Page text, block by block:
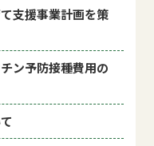
支援事業計画を策
ン予防接種費用の